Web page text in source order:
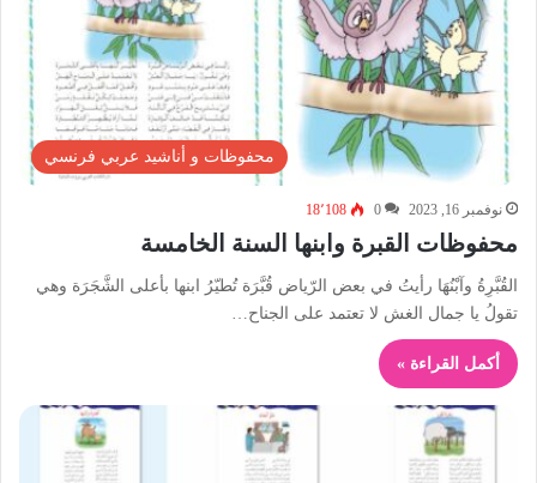
محفوظات و أناشيد عربي فرنسي
نوفمبر 16, 2023 0 18٬108
محفوظات القبرة وابنها السنة الخامسة
القُبَّرِةُ وآبْنُهَا رأيتُ في بعض الرّياض قُبَّرَة تُطيّرُ ابنها بأعلى الشَّجَرَة وهي
تقولُ يا جمال الغش لا تعتمد على الجناح…
أكمل القراءة »